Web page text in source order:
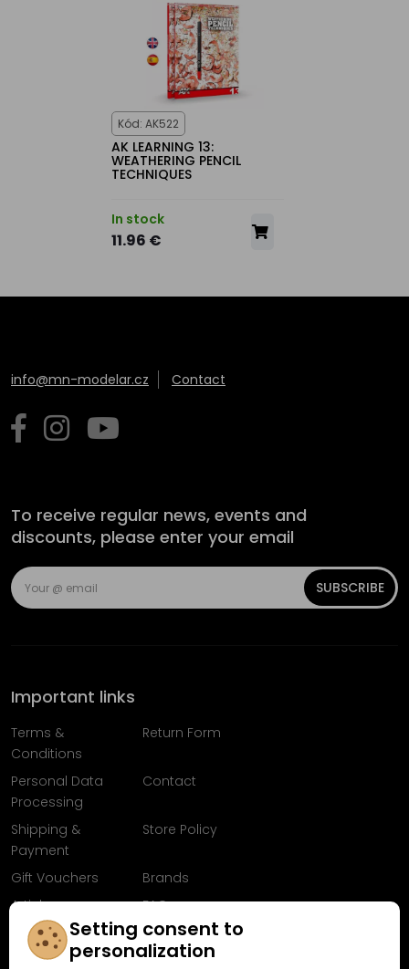
Kód: AK522
AK LEARNING 13:
WEATHERING PENCIL
TECHNIQUES
In stock
11.96 €
info@mn-modelar.cz Contact
To receive regular news, events and
discounts, please enter your email
SUBSCRIBE
Important links
Terms &
Conditions
Return Form
Personal Data
Processing
Contact
Shipping &
Payment
Store Policy
Gift Vouchers
Brands
Articles
FAQ
Follow us on
Facebook
Setting consent to
personalization